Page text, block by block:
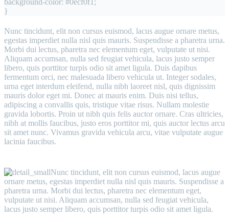
}
Nunc tincidunt, elit non cursus euismod, lacus augue ornare metus,
egestas imperdiet nulla nisl quis mauris. Suspendisse a pharetra urna.
Morbi dui lectus, pharetra nec elementum eget, vulputate ut nisi.
Aliquam accumsan, nulla sed feugiat vehicula, lacus justo semper
libero, quis porttitor turpis odio sit amet ligula. Duis dapibus
fermentum orci, nec malesuada libero vehicula ut. Integer sodales,
urna eget interdum eleifend, nulla nibh laoreet nisl, quis dignissim
mauris dolor eget mi. Donec at mauris enim. Duis nisi tellus,
adipiscing a convallis quis, tristique vitae risus. Nullam molestie
gravida lobortis. Proin ut nibh quis felis auctor ornare. Cras ultricies,
nibh at mollis faucibus, justo eros porttitor mi, quis auctor lectus arcu
sit amet nunc. Vivamus gravida vehicula arcu, vitae vulputate augue
lacinia faucibus.
Nunc tincidunt, elit non cursus euismod, lacus augue
ornare metus, egestas imperdiet nulla nisl quis mauris. Suspendisse a
pharetra urna. Morbi dui lectus, pharetra nec elementum eget,
vulputate ut nisi. Aliquam accumsan, nulla sed feugiat vehicula,
lacus justo semper libero, quis porttitor turpis odio sit amet ligula.